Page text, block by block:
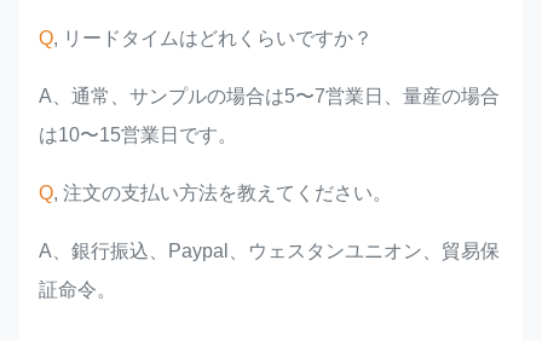
Q, リードタイムはどれくらいですか？
A、通常、サンプルの場合は5〜7営業日、量産の場合
は10〜15営業日です。
Q, 注文の支払い方法を教えてください。
A、銀行振込、Paypal、ウェスタンユニオン、貿易保
証命令。